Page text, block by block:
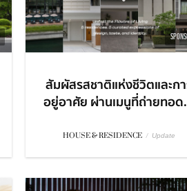
สัมผัสรสชาติแห่งชีวิตและก
อยู่อาศัย ผ่านเมนูที่ถ่ายทอด
HOUSE & RESIDENCE / Update